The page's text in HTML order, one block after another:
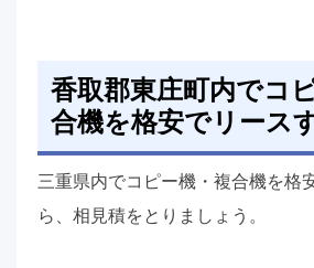
香取郡東庄町内でコ
合機を格安でリース
三重県内でコピー機・複合機を格
ら、相見積をとりましょう。